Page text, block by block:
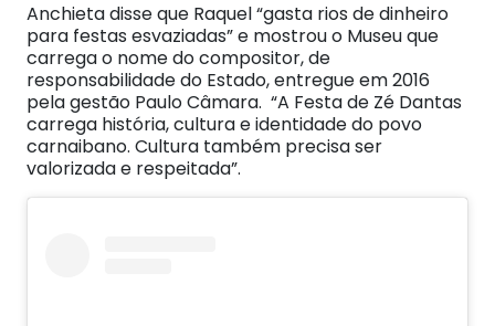
Anchieta disse que Raquel “gasta rios de dinheiro
para festas esvaziadas” e mostrou o Museu que
carrega o nome do compositor, de
responsabilidade do Estado, entregue em 2016
pela gestão Paulo Câmara. “A Festa de Zé Dantas
carrega história, cultura e identidade do povo
carnaibano. Cultura também precisa ser
valorizada e respeitada”.